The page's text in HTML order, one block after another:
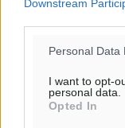
Downstream
Personal Data
I want to opt-
personal data.
Opted In
Βρεφονηπιακός
Τοπικές Ειδήσεις•
στους 4
Ειδήσεις• πριν 37